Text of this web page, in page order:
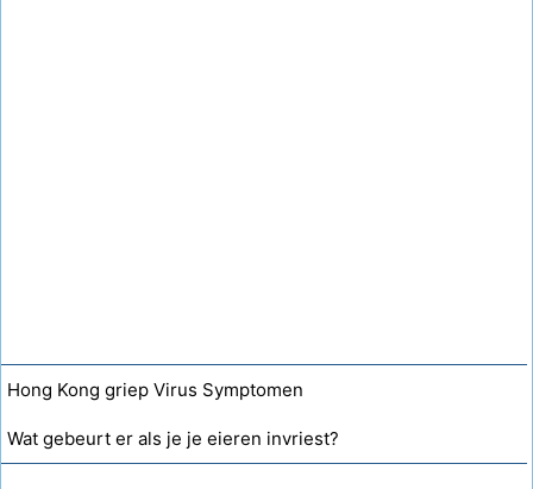
Hong Kong griep Virus Symptomen
Wat gebeurt er als je je eieren invriest?